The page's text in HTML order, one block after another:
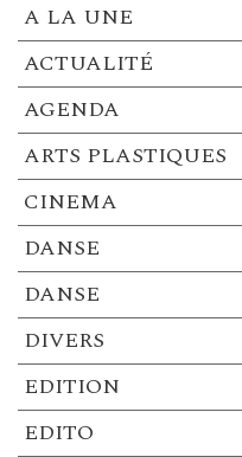
A LA UNE
ACTUALITÉ
AGENDA
ARTS PLASTIQUES
CINEMA
DANSE
DANSE
DIVERS
EDITION
EDITO